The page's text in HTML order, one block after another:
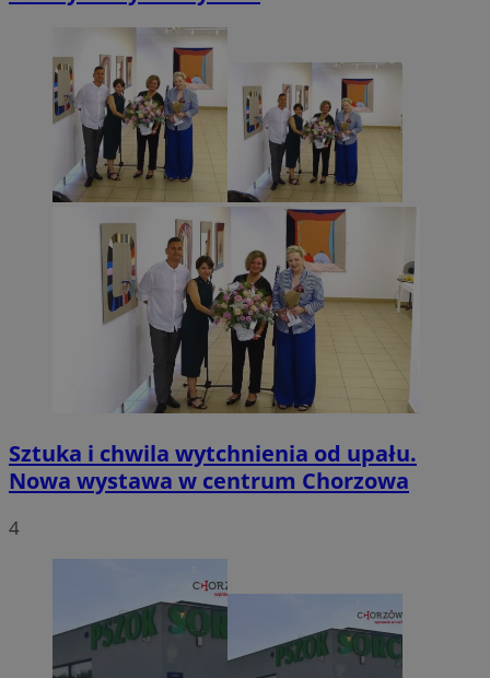
Sztuka i chwila wytchnienia od upału.
Nowa wystawa w centrum Chorzowa
4